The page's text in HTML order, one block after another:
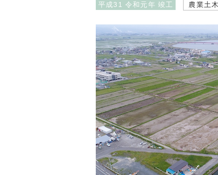
平成31 令和元年 竣工 農業土木